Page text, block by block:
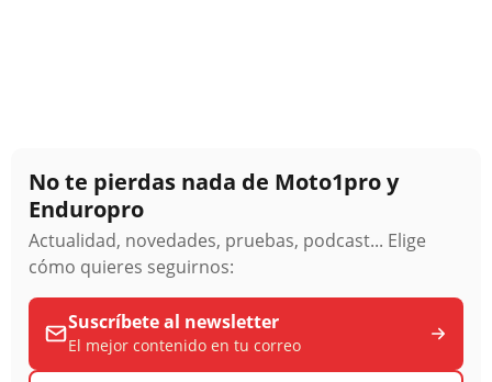
No te pierdas nada de Moto1pro y
Enduropro
Actualidad, novedades, pruebas, podcast... Elige
cómo quieres seguirnos:
Suscríbete al newsletter
El mejor contenido en tu correo